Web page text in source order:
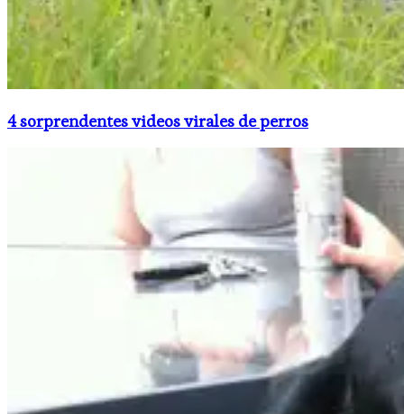
4 sorprendentes videos virales de perros